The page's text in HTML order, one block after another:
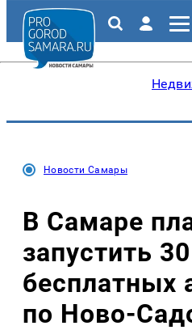
Новости Самары
В Самаре
запустить 30
бесплатных
по Ново-